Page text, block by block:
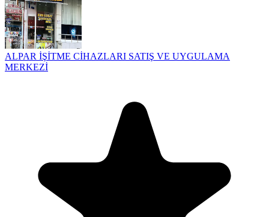
ALPAR İŞİTME CİHAZLARI SATIŞ VE UYGULAMA
MERKEZİ